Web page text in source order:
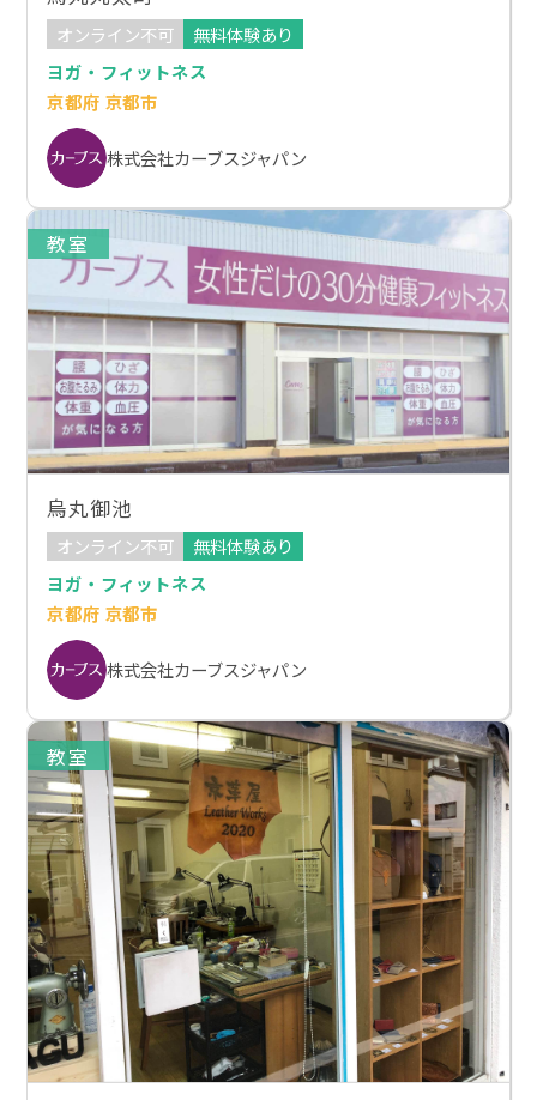
オンライン不可
無料体験あり
ヨガ・フィットネス
京都府 京都市
株式会社カーブスジャパン
教室
烏丸御池
オンライン不可
無料体験あり
ヨガ・フィットネス
京都府 京都市
株式会社カーブスジャパン
教室